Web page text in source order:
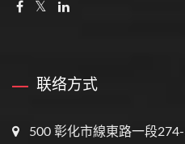
联络方式
500 彰化市線東路一段